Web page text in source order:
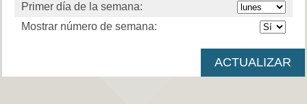
Primer día de la semana:
Mostrar número de semana: